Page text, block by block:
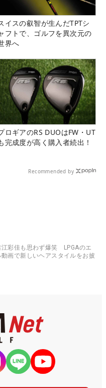
イスの叡智が生んだTPTシ
フトで、ゴルフを異次元の
界へ
ロギアのRS DUOはFW・UT
完成度が高く購入者続出！
Recommended by
江彩佳も思わず爆笑 LPGAのエ
画で新しいヘアスタイルをお披